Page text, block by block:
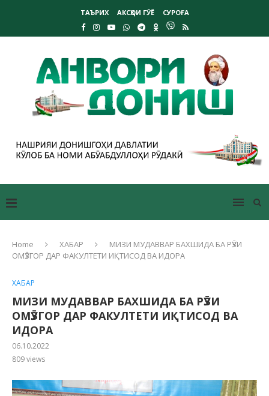
ТАЪРИХ АКСҲОИ ГӮЁ СУРОҒА
Home ХАБАР
МИЗИ МУДАВВАР БАХШИДА БА РӮЗИ
ОМӮЗГОР ДАР ФАКУЛТЕТИ ИҚТИСОД ВА ИДОРА
ХАБАР
МИЗИ МУДАВВАР БАХШИДА БА РӮЗИ
ОМӮЗГОР ДАР ФАКУЛТЕТИ ИҚТИСОД ВА
ИДОРА
06.10.2022
809views